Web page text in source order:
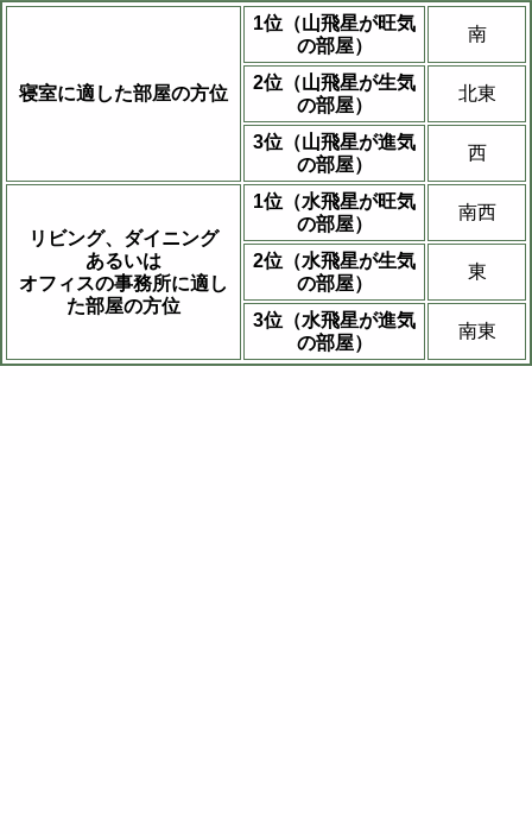
寝室に適した部屋の方位
1位（山飛星が旺気
の部屋）
南
2位（山飛星が生気
の部屋）
北東
3位（山飛星が進気
の部屋）
西
リビング、ダイニング
あるいは
オフィスの事務所に適し
た部屋の方位
1位（水飛星が旺気
の部屋）
南西
2位（水飛星が生気
の部屋）
東
3位（水飛星が進気
の部屋）
南東